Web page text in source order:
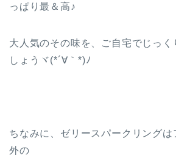
っぱり最＆高♪
大人気のその味を、ご自宅でじっく
しょうヾ(*´∀｀*)ﾉ
ちなみに、ゼリースパークリングは
外の